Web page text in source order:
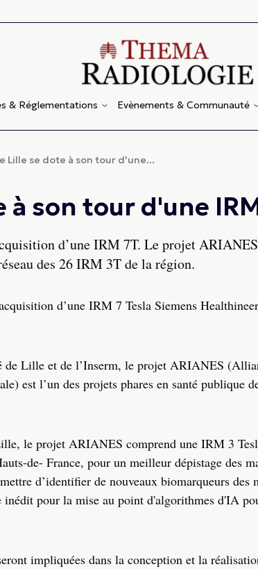
& Réglementations Evènements & Communauté
Lille se dote à son tour d'une...
à son tour d'une
d’une IRM 7T. Le projet
des 26 IRM 3T de la région.
d’une IRM 7 Tesla Siemens
Lille et de l’Inserm, le projet ARIANES
est l’un des projets phares en santé publique
le projet ARIANES comprend une IRM 3
de- France, pour un meilleur dépistage des
d’identifier de nouveaux biomarqueurs des
pour la mise au point d'algorithmes d'IA
impliquées dans la conception et la